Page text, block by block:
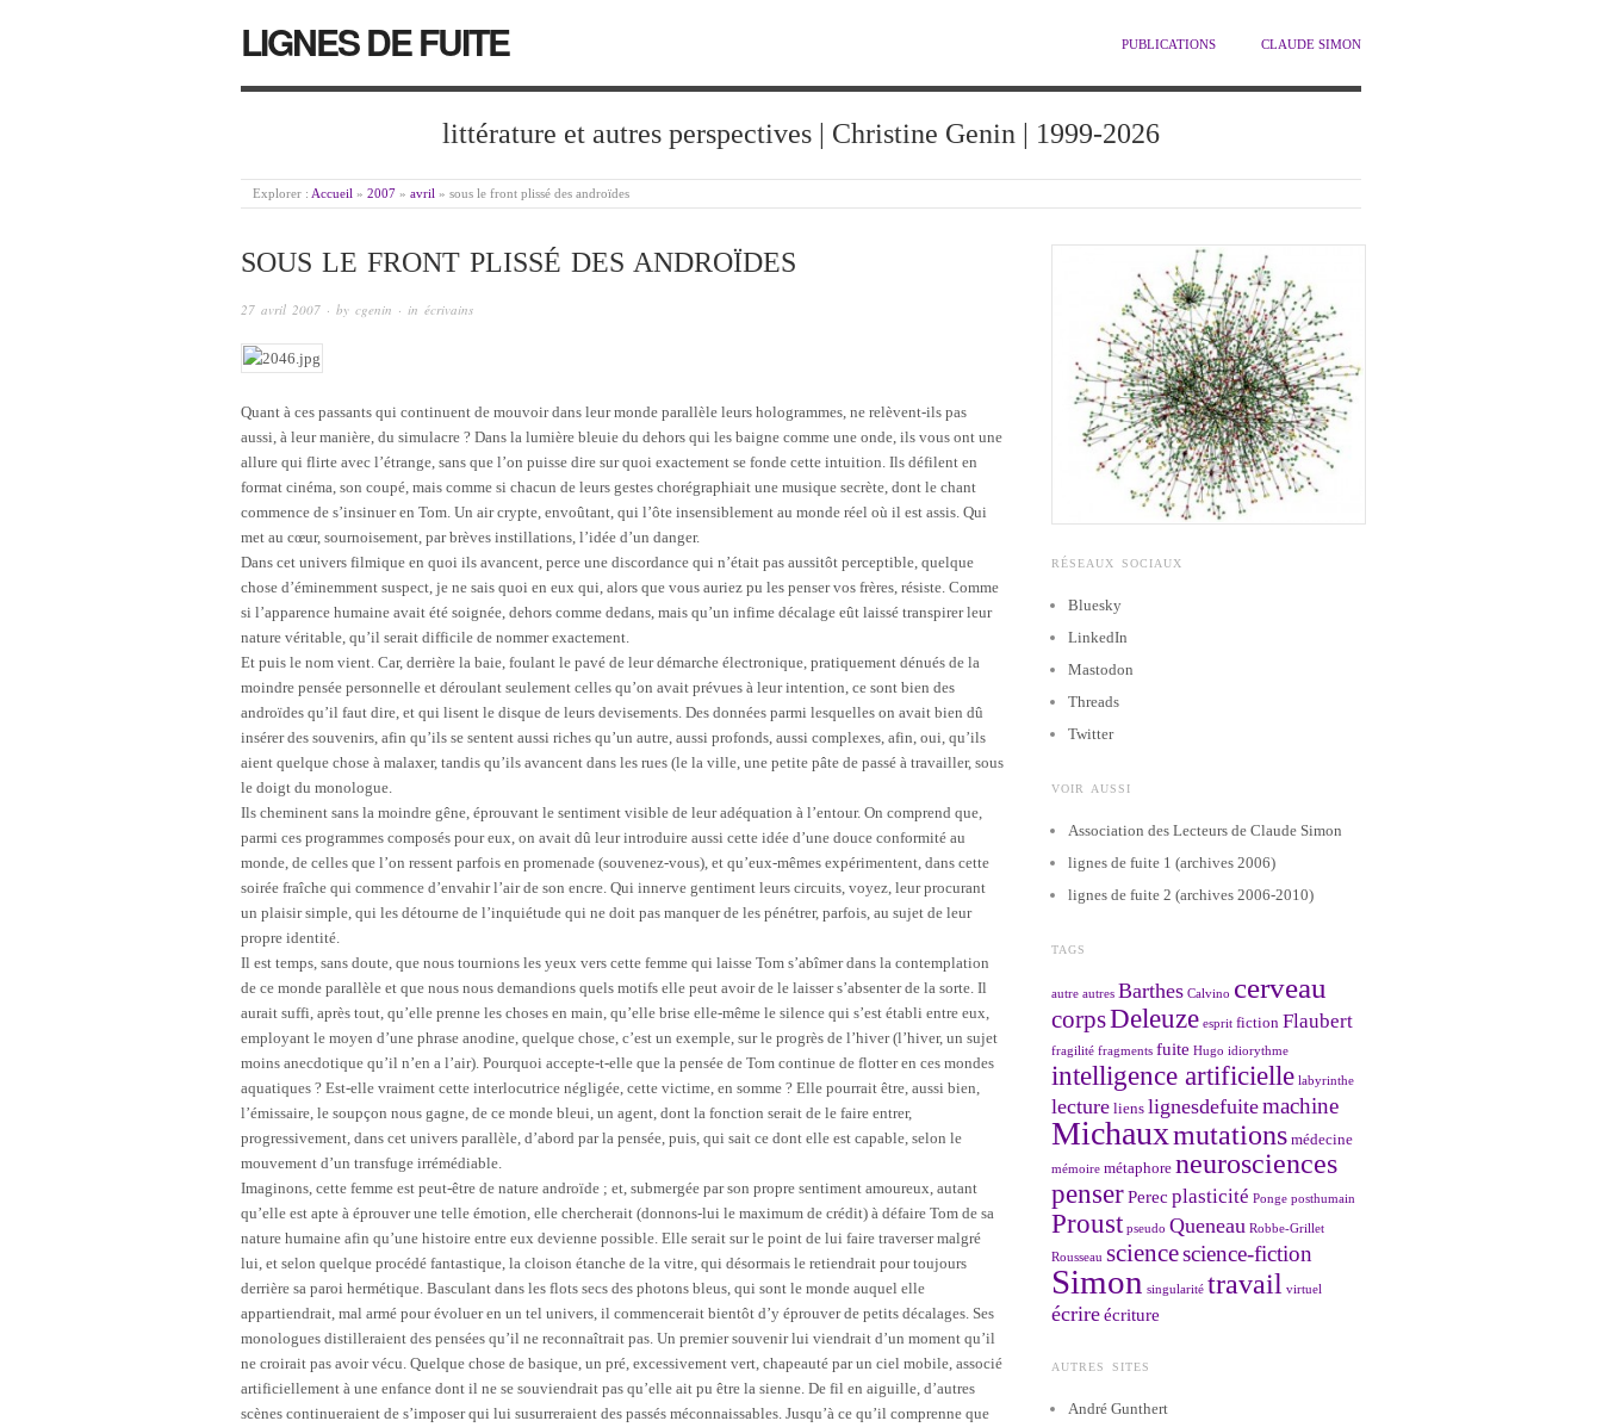
LIGNES DE FUITE PUBLICATIONS CLAUDE SIMON
littérature et autres perspectives | Christine Genin | 1999-2026
Explorer : Accueil » 2007 » avril » sous le front plissé des androïdes
SOUS LE FRONT PLISSÉ DES ANDROÏDES
27 avril 2007 · by cgenin · in écrivains
Quant à ces passants qui continuent de mouvoir dans leur monde parallèle leurs hologrammes, ne relèvent-ils pas
aussi, à leur manière, du simulacre ? Dans la lumière bleuie du dehors qui les baigne comme une onde, ils vous ont une
allure qui flirte avec l’étrange, sans que l’on puisse dire sur quoi exactement se fonde cette intuition. Ils défilent en
format cinéma, son coupé, mais comme si chacun de leurs gestes chorégraphiait une musique secrète, dont le chant
commence de s’insinuer en Tom. Un air crypte, envoûtant, qui l’ôte insensiblement au monde réel où il est assis. Qui
met au cœur, sournoisement, par brèves instillations, l’idée d’un danger.
Dans cet univers filmique en quoi ils avancent, perce une discordance qui n’était pas aussitôt perceptible, quelque
chose d’éminemment suspect, je ne sais quoi en eux qui, alors que vous auriez pu les penser vos frères, résiste. Comme
si l’apparence humaine avait été soignée, dehors comme dedans, mais qu’un infime décalage eût laissé transpirer leur
nature véritable, qu’il serait difficile de nommer exactement.
Et puis le nom vient. Car, derrière la baie, foulant le pavé de leur démarche électronique, pratiquement dénués de la
moindre pensée personnelle et déroulant seulement celles qu’on avait prévues à leur intention, ce sont bien des
androïdes qu’il faut dire, et qui lisent le disque de leurs devisements. Des données parmi lesquelles on avait bien dû
insérer des souvenirs, afin qu’ils se sentent aussi riches qu’un autre, aussi profonds, aussi complexes, afin, oui, qu’ils
aient quelque chose à malaxer, tandis qu’ils avancent dans les rues (le la ville, une petite pâte de passé à travailler, sous
le doigt du monologue.
Ils cheminent sans la moindre gêne, éprouvant le sentiment visible de leur adéquation à l’entour. On comprend que,
parmi ces programmes composés pour eux, on avait dû leur introduire aussi cette idée d’une douce conformité au
monde, de celles que l’on ressent parfois en promenade (souvenez-vous), et qu’eux-mêmes expérimentent, dans cette
soirée fraîche qui commence d’envahir l’air de son encre. Qui innerve gentiment leurs circuits, voyez, leur procurant
un plaisir simple, qui les détourne de l’inquiétude qui ne doit pas manquer de les pénétrer, parfois, au sujet de leur
propre identité.
Il est temps, sans doute, que nous tournions les yeux vers cette femme qui laisse Tom s’abîmer dans la contemplation
de ce monde parallèle et que nous nous demandions quels motifs elle peut avoir de le laisser s’absenter de la sorte. Il
aurait suffi, après tout, qu’elle prenne les choses en main, qu’elle brise elle-même le silence qui s’est établi entre eux,
employant le moyen d’une phrase anodine, quelque chose, c’est un exemple, sur le progrès de l’hiver (l’hiver, un sujet
moins anecdotique qu’il n’en a l’air). Pourquoi accepte-t-elle que la pensée de Tom continue de flotter en ces mondes
aquatiques ? Est-elle vraiment cette interlocutrice négligée, cette victime, en somme ? Elle pourrait être, aussi bien,
l’émissaire, le soupçon nous gagne, de ce monde bleui, un agent, dont la fonction serait de le faire entrer,
progressivement, dans cet univers parallèle, d’abord par la pensée, puis, qui sait ce dont elle est capable, selon le
mouvement d’un transfuge irrémédiable.
Imaginons, cette femme est peut-être de nature androïde ; et, submergée par son propre sentiment amoureux, autant
qu’elle est apte à éprouver une telle émotion, elle chercherait (donnons-lui le maximum de crédit) à défaire Tom de sa
nature humaine afin qu’une histoire entre eux devienne possible. Elle serait sur le point de lui faire traverser malgré
lui, et selon quelque procédé fantastique, la cloison étanche de la vitre, qui désormais le retiendrait pour toujours
derrière sa paroi hermétique. Basculant dans les flots secs des photons bleus, qui sont le monde auquel elle
appartiendrait, mal armé pour évoluer en un tel univers, il commencerait bientôt d’y éprouver de petits décalages. Ses
monologues distilleraient des pensées qu’il ne reconnaîtrait pas. Un premier souvenir lui viendrait d’un moment qu’il
ne croirait pas avoir vécu. Quelque chose de basique, un pré, excessivement vert, chapeauté par un ciel mobile, associé
artificiellement à une enfance dont il ne se souviendrait pas qu’elle ait pu être la sienne. De fil en aiguille, d’autres
scènes continueraient de s’imposer qui lui susurreraient des passés méconnaissables. Jusqu’à ce qu’il comprenne que
RÉSEAUX SOCIAUX
Bluesky
LinkedIn
Mastodon
Threads
Twitter
VOIR AUSSI
Association des Lecteurs de Claude Simon
lignes de fuite 1 (archives 2006)
lignes de fuite 2 (archives 2006-2010)
TAGS
autre autres Barthes Calvino cerveau
corpsDeleuze esprit fiction Flaubert
fragilité fragments fuite Hugo idiorythme
intelligence artificielle labyrinthe
lecture liens lignesdefuitemachine
Michauxmutations médecine
mémoire métaphore neurosciences
penserPerec plasticité Ponge posthumain
Proust pseudo Queneau Robbe-Grillet
Rousseau sciencescience-fiction
Simon singularité travail virtuel
écrireécriture
AUTRES SITES
André Gunthert